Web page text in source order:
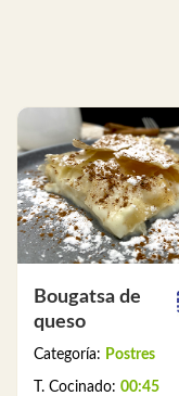
Bougatsa de
queso
Categoría: Postres
T. Cocinado: 00:45